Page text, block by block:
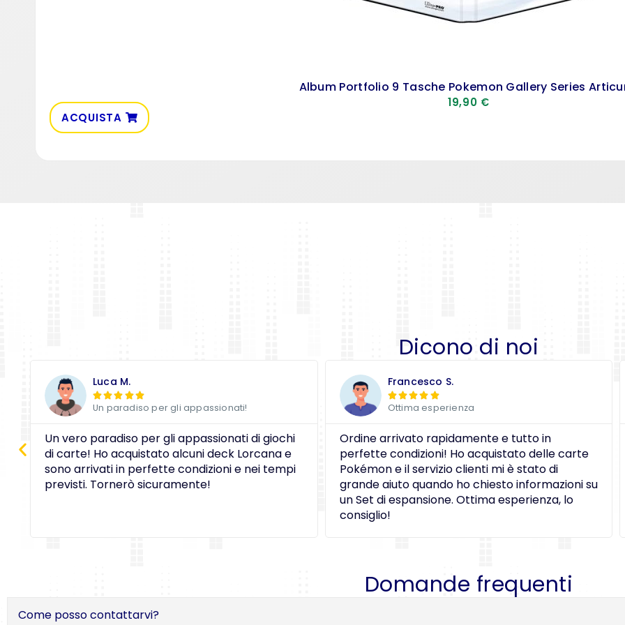
Album Portfolio 9 Tasche Pokemon Gallery Series
19,90 €
ACQUISTA
Dicono di noi
Luca M.
 
Un paradiso per gli appassionati!
Un vero paradiso per gli appassionati di giochi
di carte! Ho acquistato alcuni deck Lorcana e
sono arrivati in perfette condizioni e nei tempi
previsti. Tornerò sicuramente!
Francesco S.
 
Ottima esperienza
Ordine arrivato rapidamente e tutto in
perfette condizioni! Ho acquistato delle carte
Pokémon e il servizio clienti mi è stato di
grande aiuto quando ho chiesto informazioni su
un Set di espansione. Ottima esperienza, lo
consiglio!
Domande frequenti
Come posso contattarvi?